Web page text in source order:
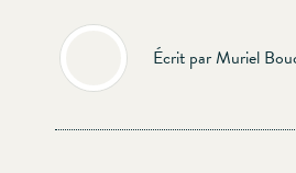
Écrit par Muriel